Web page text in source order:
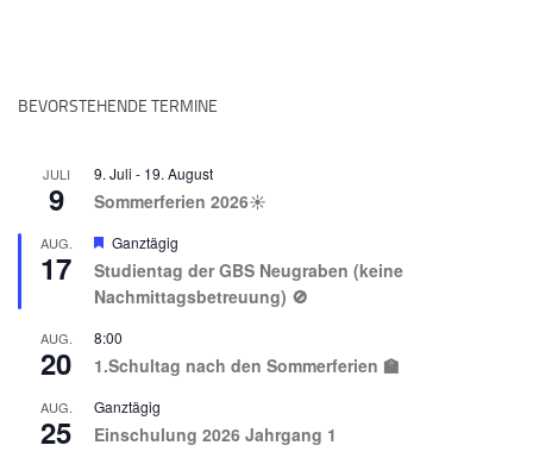
BEVORSTEHENDE TERMINE
JULI
9
9. Juli - 19. August
Sommerferien 2026☀️
AUG.
17
Hervorgehoben
Ganztägig
Studientag der GBS Neugraben (keine
Nachmittagsbetreuung) 🚫
AUG.
20
8:00
1.Schultag nach den Sommerferien 🏫
AUG.
25
Ganztägig
Einschulung 2026 Jahrgang 1